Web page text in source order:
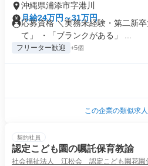
沖縄県浦添市字港川
月給24万円～31万円
応募資格 ＼実務未経験・第二新
て」 ・「ブランクがある」 ...
フリーター歓迎 +5個
この企業の類似求
契約社員
認定こども園の嘱託保育教諭
社会福祉法人 江松会 認定こども園花園